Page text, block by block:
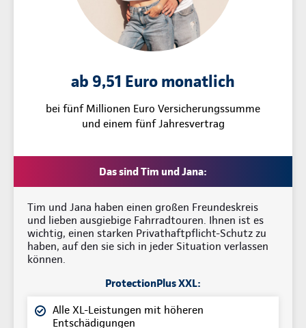
ab 9,51 Euro monatlich
bei fünf Millionen Euro Versicherungssumme
und einem fünf Jahresvertrag
Das sind Tim und Jana:
Tim und Jana haben einen großen Freundeskreis
und lieben ausgiebige Fahrradtouren. Ihnen ist es
wichtig, einen starken Privathaftpflicht-Schutz zu
haben, auf den sie sich in jeder Situation verlassen
können.
ProtectionPlus XXL:
Alle XL-Leistungen mit höheren
Entschädigungen